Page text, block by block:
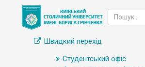
Швидкий перехід
Студентський офіс